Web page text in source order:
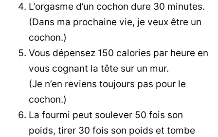
L’orgasme d’un cochon dure 30 minutes.
(Dans ma prochaine vie, je veux être un
cochon.)
Vous dépensez 150 calories par heure en
vous cognant la tête sur un mur.
(Je n’en reviens toujours pas pour le
cochon.)
La fourmi peut soulever 50 fois son
poids, tirer 30 fois son poids et tombe